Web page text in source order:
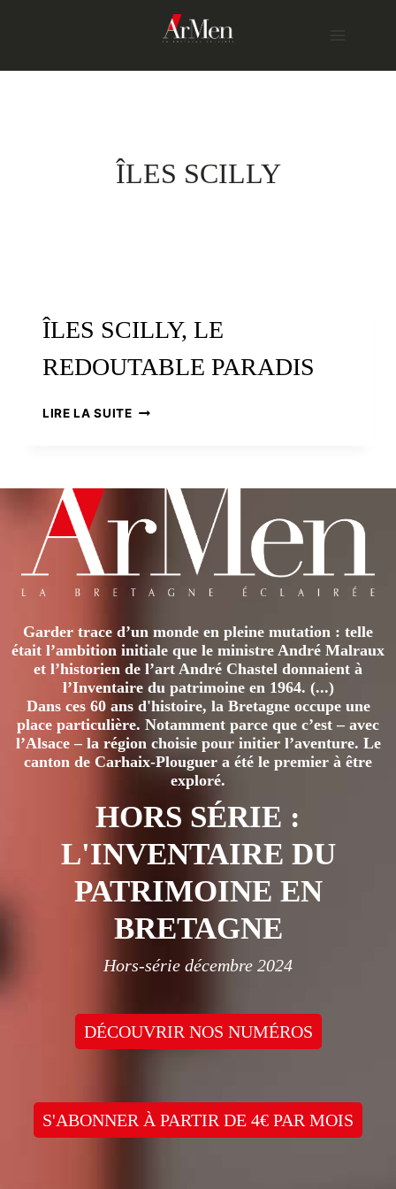
ÎLES SCILLY
ÎLES SCILLY, LE
REDOUTABLE PARADIS
LIRE LA SUITEÎLES
Garder trace d’un monde en pleine mutation : telle
était l’ambition initiale que le ministre André Malraux
et l’historien de l’art André Chastel donnaient à
l’Inventaire du patrimoine en 1964. (...)
Dans ces 60 ans d'histoire, la Bretagne occupe une
place particulière. Notamment parce que c’est – avec
l’Alsace – la région choisie pour initier l’aventure. Le
canton de Carhaix-Plouguer a été le premier à être
exploré.
HORS SÉRIE :
L'INVENTAIRE DU
PATRIMOINE EN
BRETAGNE
Hors-série décembre 2024
DÉCOUVRIR NOS NUMÉROS
S'ABONNER À PARTIR DE 4€ PAR MOIS